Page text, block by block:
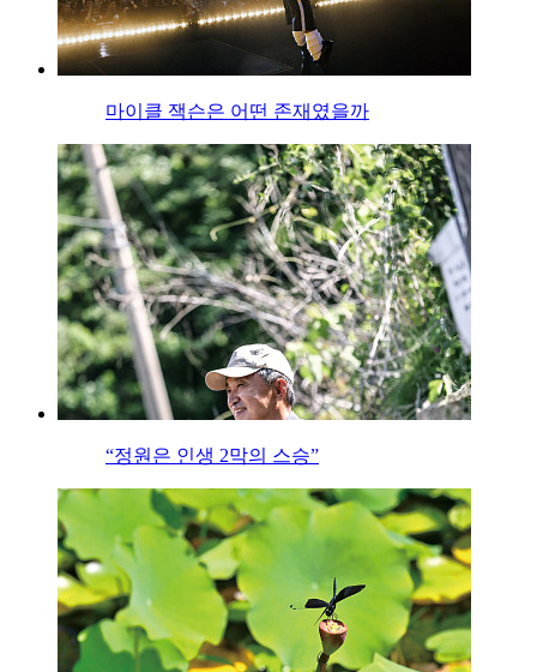
마이클 잭슨은 어떤 존재였을까
“정원은 인생 2막의 스승”